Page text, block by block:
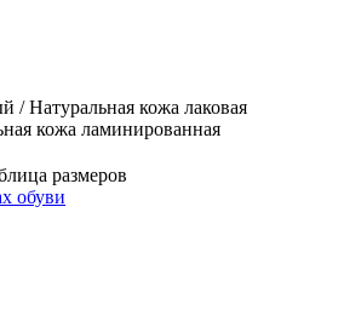
/ Натуральная кожа лаковая
кожа ламинированная
размеров
обуви